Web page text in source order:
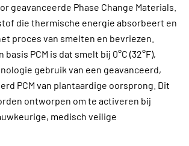
geavanceerde Phase Change Materials.
die thermische energie absorbeert en
proces van smelten en bevriezen.
PCM is dat smelt bij 0°C (32°F),
gebruik van een geavanceerd,
PCM van plantaardige oorsprong. Dit
ontworpen om te activeren bij
medisch veilige